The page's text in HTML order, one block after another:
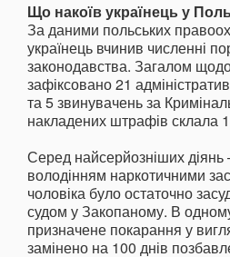
Що накоїв українець у
За даними польських
українець вчинив численні
законодавства. Загалом
зафіксовано 21
та 5 звинувачень за
накладених штрафів склала
Серед найсерйозніших діянь
володінням наркотичними
чоловіка було остаточно
судом у Закопаному. В
призначене покарання у
замінено на 100 днів